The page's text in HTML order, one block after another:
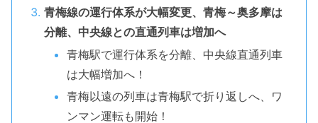
青梅線の運行体系が大幅変更、青梅～奥多摩は
分離、中央線との直通列車は増加へ
青梅駅で運行体系を分離、中央線直通列車
は大幅増加へ！
青梅以遠の列車は青梅駅で折り返しへ、ワ
ンマン運転も開始！